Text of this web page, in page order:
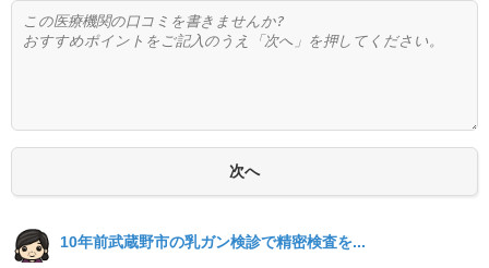
10年前武蔵野市の乳ガン検診で精密検査を...